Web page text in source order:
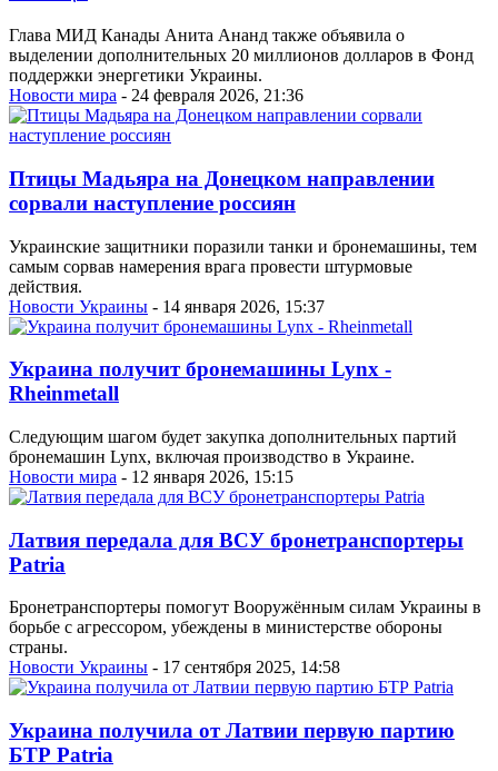
Глава МИД Канады Анита Ананд также объявила о
выделении дополнительных 20 миллионов долларов в Фонд
поддержки энергетики Украины.
Новости мира - 24 февраля 2026, 21:36
Птицы Мадьяра на Донецком направлении
сорвали наступление россиян
Украинские защитники поразили танки и бронемашины, тем
самым сорвав намерения врага провести штурмовые
действия.
Новости Украины - 14 января 2026, 15:37
Украина получит бронемашины Lynx -
Rheinmetall
Следующим шагом будет закупка дополнительных партий
бронемашин Lynx, включая производство в Украине.
Новости мира - 12 января 2026, 15:15
Латвия передала для ВСУ бронетранспортеры
Patria
Бронетранспортеры помогут Вооружённым силам Украины в
борьбе с агрессором, убеждены в министерстве обороны
страны.
Новости Украины - 17 сентября 2025, 14:58
Украина получила от Латвии первую партию
БТР Patria